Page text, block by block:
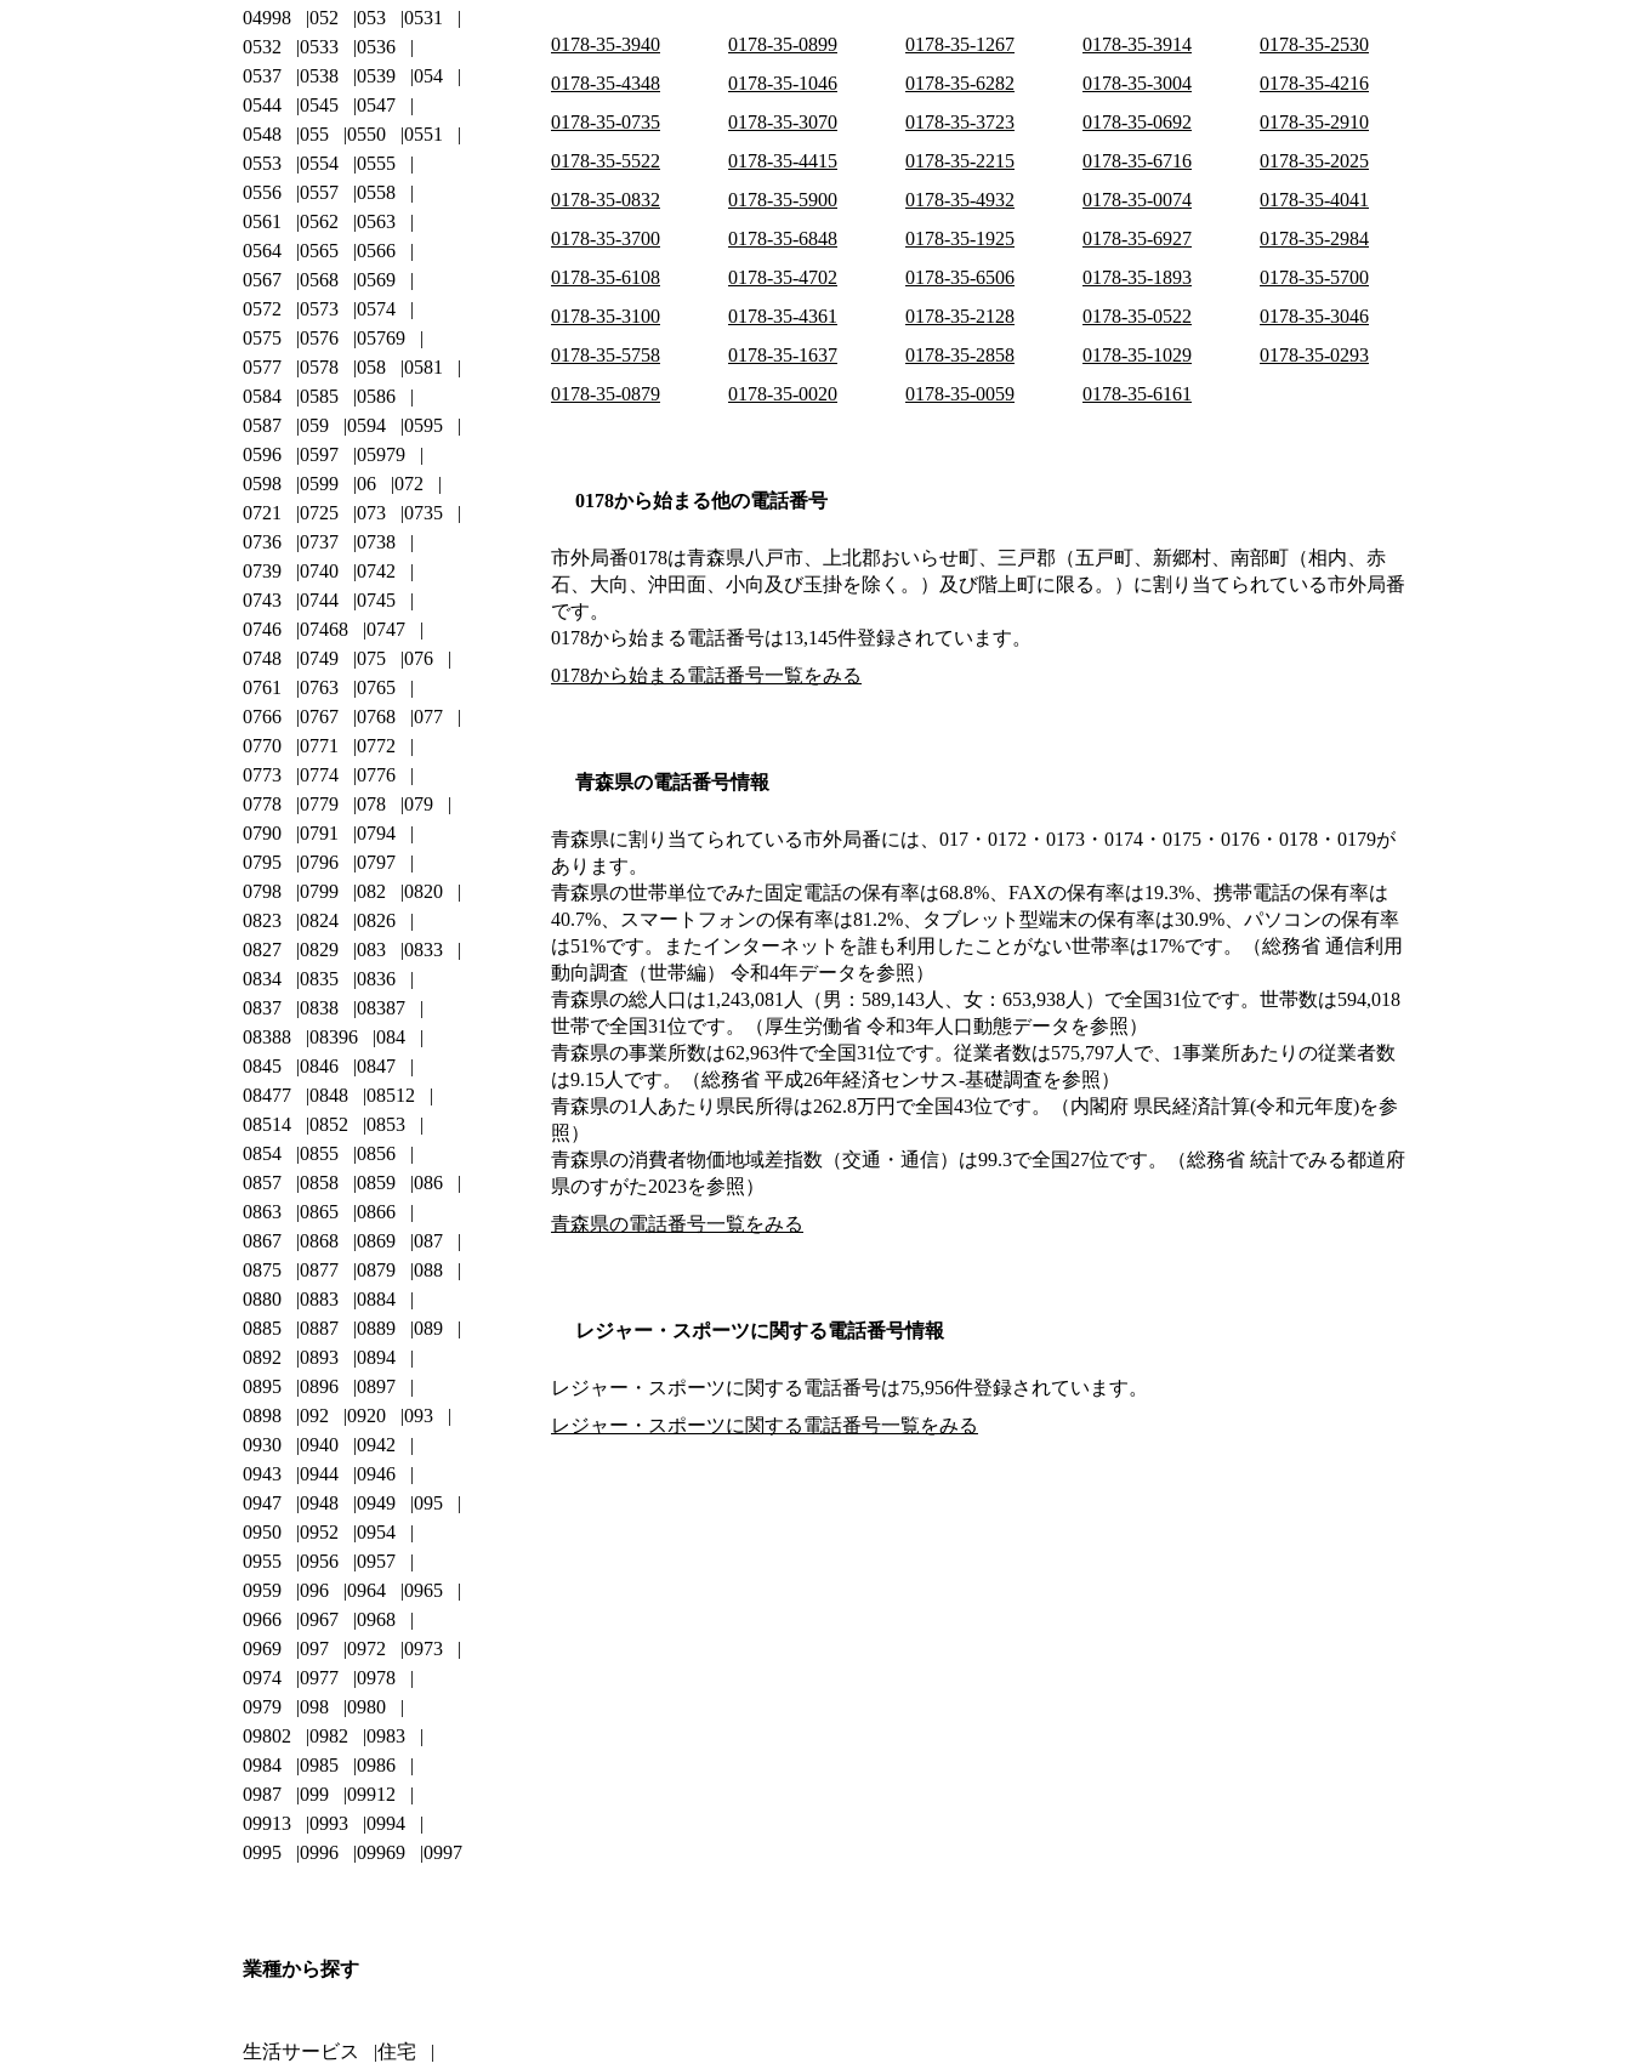
0178-35-3940 0178-35-0899 0178-35-1267 0178-35-3914
0178-35-2530
0178-35-4348
0178-35-1046 0178-35-6282 0178-35-3004
0178-35-4216
0178-35-0735
0178-35-3070 0178-35-3723 0178-35-0692
0178-35-2910
0178-35-5522
0178-35-4415 0178-35-2215 0178-35-6716
0178-35-2025
0178-35-0832
0178-35-5900 0178-35-4932 0178-35-0074
0178-35-4041
0178-35-3700
0178-35-6848 0178-35-1925 0178-35-6927
0178-35-2984
0178-35-6108
0178-35-4702 0178-35-6506 0178-35-1893
0178-35-5700
0178-35-3100
0178-35-4361 0178-35-2128 0178-35-0522
0178-35-3046
0178-35-5758
0178-35-1637 0178-35-2858 0178-35-1029
0178-35-0293
0178-35-0879
0178-35-0020 0178-35-0059 0178-35-6161
0178から始まる他の電話番号
市外局番0178は青森県八戸市、上北郡おいらせ町、三戸郡（五戸町、新郷村、南部町（相内、赤
石、大向、沖田面、小向及び玉掛を除く。）及び階上町に限る。） に割り当てられている市外局番
です。
0178から始まる電話番号は13,145件登録されています。
0178から始まる電話番号一覧をみる
青森県の電話番号情報
青森県に割り当てられている市外局番には、017・0172・0173・0174・0175・0176・0178・0179が
あります。
青森県の世帯単位でみた固定電話の保有率は68.8%、FAXの保有率は19.3%、携帯電話の保有率は
40.7%、スマートフォンの保有率は81.2%、タブレット型端末の保有率は30.9%、パソコンの保有率
は51%です。またインターネットを誰も利用したことがない世帯率は17%です。（総務省 通信利用
動向調査（世帯編） 令和4年データを参照）
青森県の総人口は1,243,081人（男：589,143人、女：653,938人）で全国31位です。世帯数は594,018
世帯で全国31位です。（厚生労働省 令和3年人口動態データを参照）
青森県の事業所数は62,963件で全国31位です。従業者数は575,797人で、1事業所あたりの従業者数
は9.15人です。（総務省 平成26年経済センサス‐基礎調査を参照）
青森県の1人あたり県民所得は262.8万円で全国43位です。（内閣府 県民経済計算(令和元年度)を参
照）
青森県の消費者物価地域差指数（交通・通信）は99.3で全国27位です。（総務省 統計でみる都道府
県のすがた2023を参照）
青森県の電話番号一覧をみる
レジャー・スポーツに関する電話番号情報
レジャー・スポーツに関する電話番号は75,956件登録されています。
レジャー・スポーツに関する電話番号一覧をみる
04998
052 053
0531
0532
0533
0536
0537
0538 0539
054
0544
0545
0547
0548
055 0550
0551
0553
0554
0555
0556
0557
0558
0561
0562
0563
0564
0565
0566
0567
0568
0569
0572
0573
0574
0575
0576
05769
0577
0578 058
0581
0584
0585
0586
0587
059 0594
0595
0596
0597
05979
0598
0599 06
072
0721
0725 073
0735
0736
0737
0738
0739
0740
0742
0743
0744
0745
0746
07468
0747
0748
0749 075
076
0761
0763
0765
0766
0767 0768
077
0770
0771
0772
0773
0774
0776
0778
0779 078
079
0790
0791
0794
0795
0796
0797
0798
0799 082
0820
0823
0824
0826
0827
0829 083
0833
0834
0835
0836
0837
0838
08387
08388
08396
084
0845
0846
0847
08477
0848
08512
08514
0852
0853
0854
0855
0856
0857
0858 0859
086
0863
0865
0866
0867
0868 0869
087
0875
0877 0879
088
0880
0883
0884
0885
0887 0889
089
0892
0893
0894
0895
0896
0897
0898
092 0920
093
0930
0940
0942
0943
0944
0946
0947
0948 0949
095
0950
0952
0954
0955
0956
0957
0959
096 0964
0965
0966
0967
0968
0969
097 0972
0973
0974
0977
0978
0979
098
0980
09802
0982
0983
0984
0985
0986
0987
099
09912
09913
0993
0994
0995
0996 09969 0997
業種から探す
生活サービス 住宅